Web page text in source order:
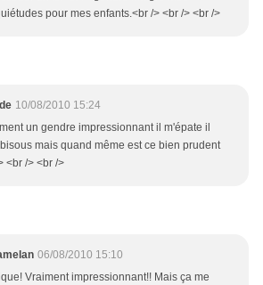
pour mes enfants.<br /> <br /> <br />
10/08/2010 15:24
un gendre impressionnant il m'épate il
mais quand même est ce bien prudent
<br /> <br />
06/08/2010 15:10
Vraiment impressionnant!! Mais ça me